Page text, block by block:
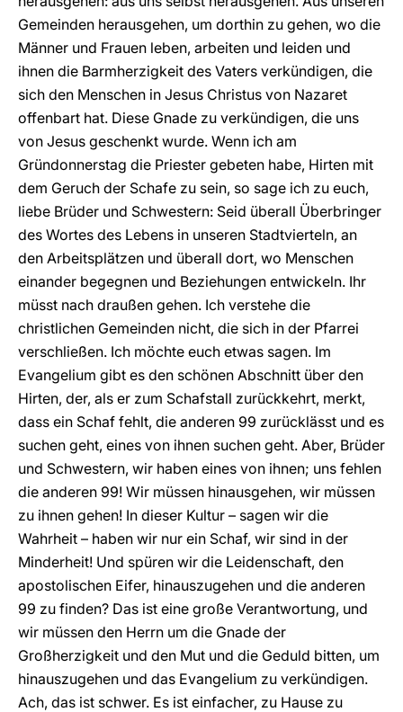
Gemeinden herausgehen, um dorthin zu gehen, wo die
Männer und Frauen leben, arbeiten und leiden und
ihnen die Barmherzigkeit des Vaters verkündigen, die
sich den Menschen in Jesus Christus von Nazaret
offenbart hat. Diese Gnade zu verkündigen, die uns
von Jesus geschenkt wurde. Wenn ich am
Gründonnerstag die Priester gebeten habe, Hirten mit
dem Geruch der Schafe zu sein, so sage ich zu euch,
liebe Brüder und Schwestern: Seid überall Überbringer
des Wortes des Lebens in unseren Stadtvierteln, an
den Arbeitsplätzen und überall dort, wo Menschen
einander begegnen und Beziehungen entwickeln. Ihr
müsst nach draußen gehen. Ich verstehe die
christlichen Gemeinden nicht, die sich in der Pfarrei
verschließen. Ich möchte euch etwas sagen. Im
Evangelium gibt es den schönen Abschnitt über den
Hirten, der, als er zum Schafstall zurückkehrt, merkt,
dass ein Schaf fehlt, die anderen 99 zurücklässt und es
suchen geht, eines von ihnen suchen geht. Aber, Brüder
und Schwestern, wir haben eines von ihnen; uns fehlen
die anderen 99! Wir müssen hinausgehen, wir müssen
zu ihnen gehen! In dieser Kultur – sagen wir die
Wahrheit – haben wir nur ein Schaf, wir sind in der
Minderheit! Und spüren wir die Leidenschaft, den
apostolischen Eifer, hinauszugehen und die anderen
99 zu finden? Das ist eine große Verantwortung, und
wir müssen den Herrn um die Gnade der
Großherzigkeit und den Mut und die Geduld bitten, um
hinauszugehen und das Evangelium zu verkündigen.
Ach, das ist schwer. Es ist einfacher, zu Hause zu